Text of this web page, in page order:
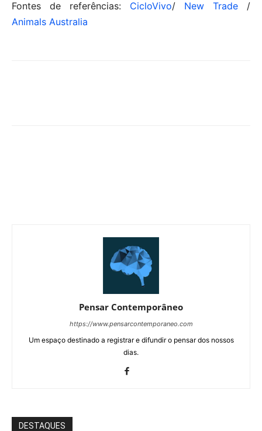
Fontes de referências: CicloVivo/ New Trade /
Animals Australia
Pensar Contemporâneo
https://www.pensarcontemporaneo.com
Um espaço destinado a registrar e difundir o pensar dos nossos
dias.
DESTAQUES